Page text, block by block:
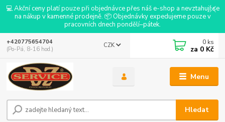
💻 Akční ceny platí pouze při objednávce přes náš e-shop a nevztahují se
na nákup v kamenné prodejně. 📦 Objednávky expedujeme pouze v
pracovních dnech pondělí–pátek.
Menu
CZK
Hledat
+420775654704
(Po-Pá, 8-16 hod.)
0 ks
za 0 Kč